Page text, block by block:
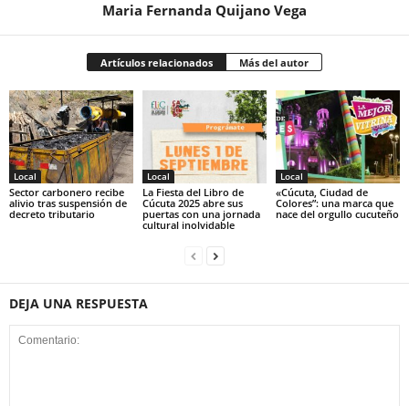
Maria Fernanda Quijano Vega
Artículos relacionados Más del autor
Local
Sector carbonero recibe
alivio tras suspensión de
decreto tributario
Local
La Fiesta del Libro de
Cúcuta 2025 abre sus
puertas con una jornada
cultural inolvidable
Local
«Cúcuta, Ciudad de
Colores”: una marca que
nace del orgullo cucuteño
DEJA UNA RESPUESTA